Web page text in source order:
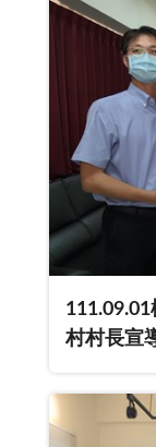
村村長宣